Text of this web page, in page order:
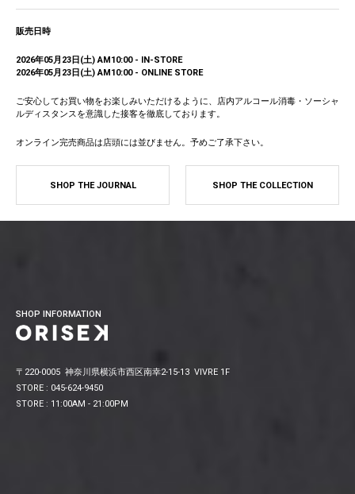
販売日時
2026年05月23日(土) AM10:00 - IN-STORE
2026年05月23日(土) AM10:00 - ONLINE STORE
ご安心してお買い物をお楽しみいただけるように、店内アルコール消毒・ソーシャ
ルディスタンスを意識した接客を徹底しております。
オンライン完売商品は店頭には並びません。予めご了承下さい。
SHOP THE JOURNAL SHOP THE COLLECTION
SHOP INFORMATION
〒220-0005 神奈川県横浜市西区南幸2-15-13 VIVRE 1F
STORE : 045-624-9450
STORE : 11:00AM - 21:00PM